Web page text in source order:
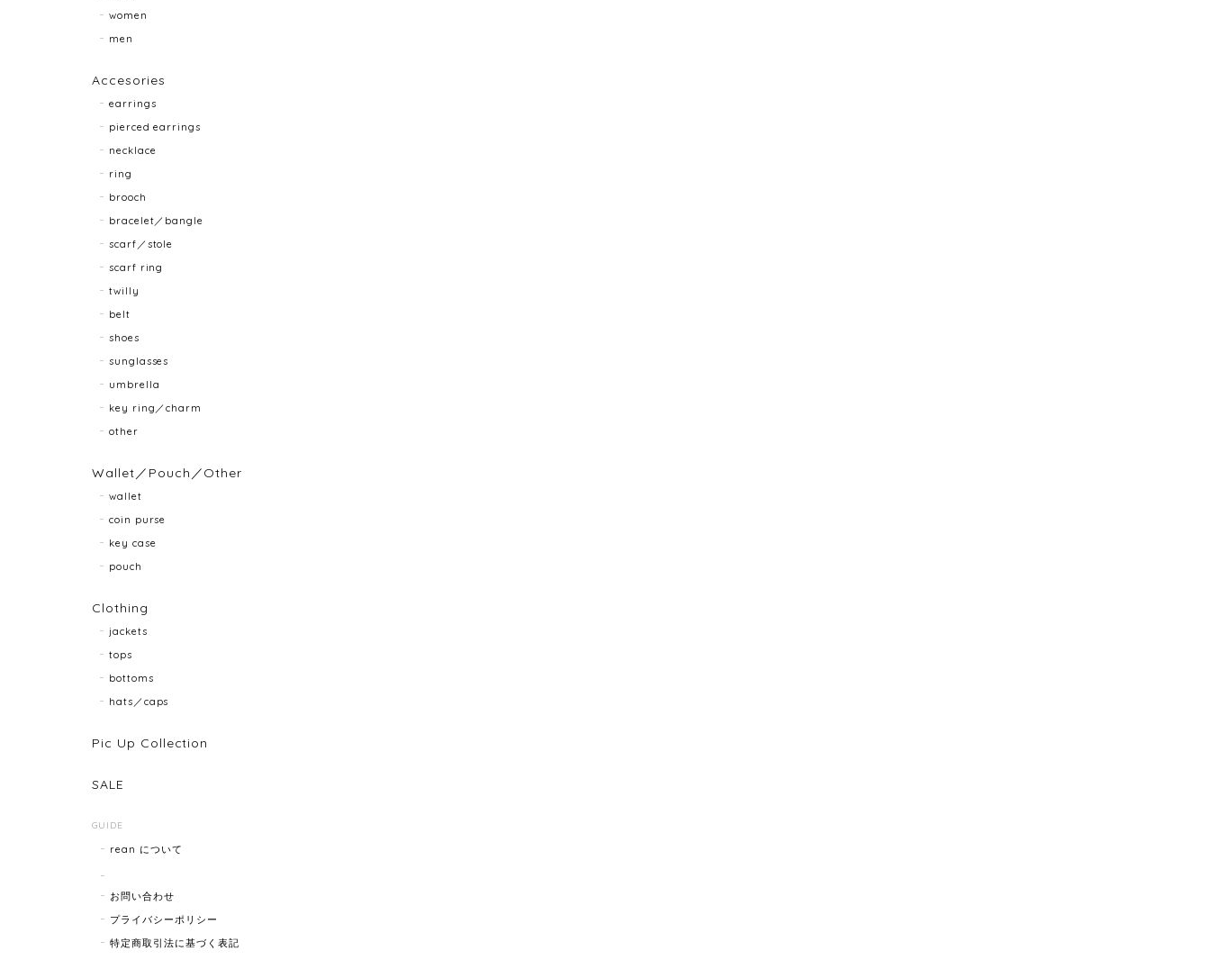
women
men
Accesories
earrings
pierced earrings
necklace
ring
brooch
bracelet／bangle
scarf／stole
scarf ring
twilly
belt
shoes
sunglasses
umbrella
key ring／charm
other
Wallet／Pouch／Other
wallet
coin purse
key case
pouch
Clothing
jackets
tops
bottoms
hats／caps
Pic Up Collection
SALE
GUIDE
rean について
お問い合わせ
プライバシーポリシー
特定商取引法に基づく表記